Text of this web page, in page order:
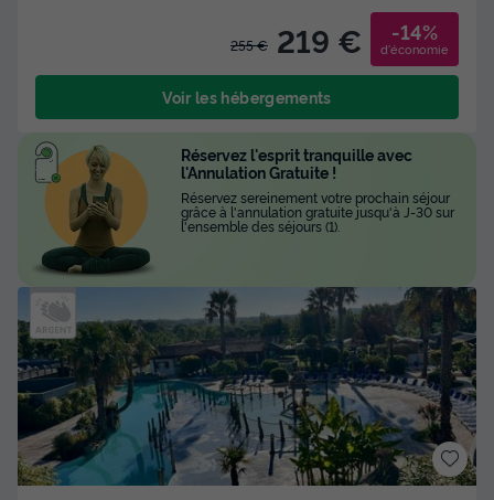
255 € 219 € -14%
d'économie
Voir les hébergements
Réservez l'esprit tranquille avec
l'Annulation Gratuite !
Réservez sereinement votre prochain séjour
grâce à l'annulation gratuite jusqu'à J-30 sur
l'ensemble des séjours (1).